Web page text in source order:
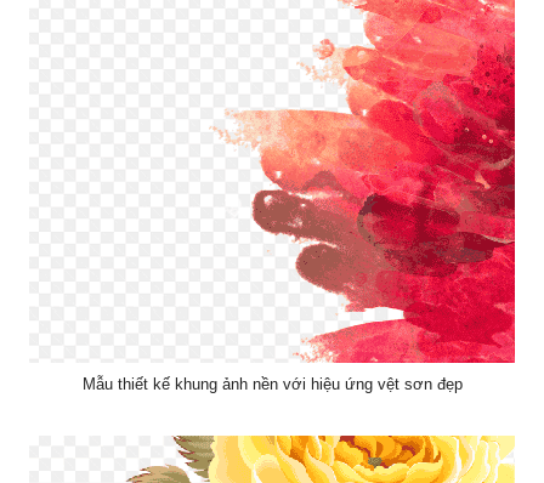
Mẫu thiết kế khung ảnh nền với hiệu ứng vệt sơn đẹp